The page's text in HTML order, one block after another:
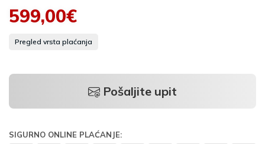
599,00€
Pregled vrsta plaćanja
Pošaljite upit
SIGURNO ONLINE PLAĆANJE: